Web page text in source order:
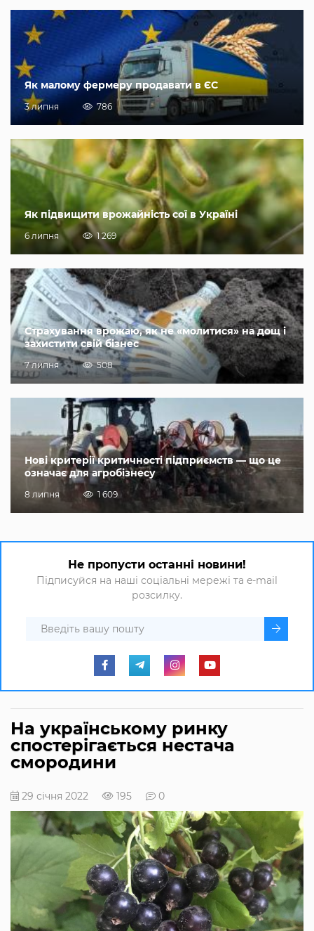
Як малому фермеру продавати в ЄС
3 липня 786
Як підвищити врожайність сої в Україні
6 липня 1 269
Страхування врожаю, як не «молитися» на дощ і
захистити свій бізнес
7 липня 508
Нові критерії критичності підприємств — що це
означає для агробізнесу
8 липня 1 609
Не пропусти останні новини!
Підписуйся на наші соціальні мережі та e-mail
розсилку.
На українському ринку
спостерігається нестача
смородини
29 січня 2022 195 0